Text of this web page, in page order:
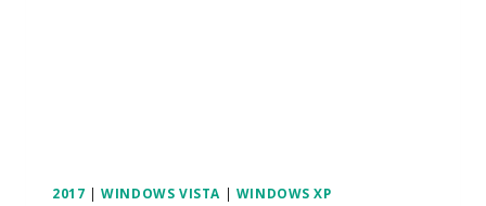
2017 |WINDOWS VISTA | WINDOWS XP